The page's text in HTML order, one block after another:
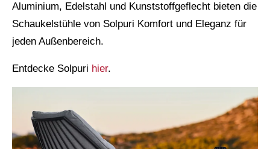
Aluminium, Edelstahl und Kunststoffgeflecht bieten die
Schaukelstühle von Solpuri Komfort und Eleganz für
jeden Außenbereich.
Entdecke Solpuri hier.